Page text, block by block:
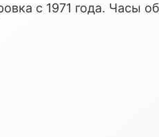
с 1971 года. Часы